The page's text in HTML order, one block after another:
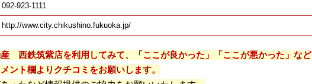
092-923-1111
http://www.city.chikushino.fukuoka.jp/
産 西鉄筑紫店を利用してみて、「ここが良かった」「ここが悪かった」など
ント欄よりクチコミをお願いします。